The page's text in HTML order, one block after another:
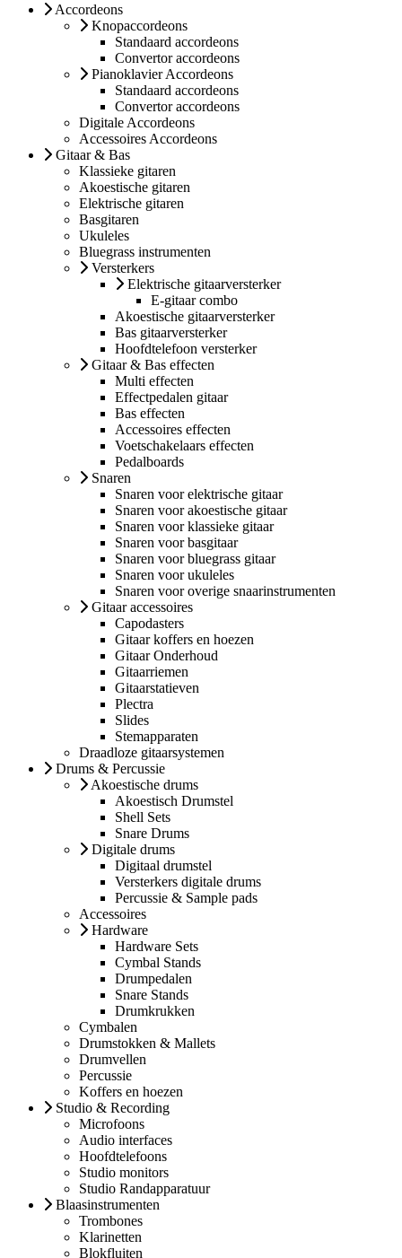
Accordeons
Knopaccordeons
Standaard accordeons
Convertor accordeons
Pianoklavier Accordeons
Standaard accordeons
Convertor accordeons
Digitale Accordeons
Accessoires Accordeons
Gitaar & Bas
Klassieke gitaren
Akoestische gitaren
Elektrische gitaren
Basgitaren
Ukuleles
Bluegrass instrumenten
Versterkers
Elektrische gitaarversterker
E-gitaar combo
Akoestische gitaarversterker
Bas gitaarversterker
Hoofdtelefoon versterker
Gitaar & Bas effecten
Multi effecten
Effectpedalen gitaar
Bas effecten
Accessoires effecten
Voetschakelaars effecten
Pedalboards
Snaren
Snaren voor elektrische gitaar
Snaren voor akoestische gitaar
Snaren voor klassieke gitaar
Snaren voor basgitaar
Snaren voor bluegrass gitaar
Snaren voor ukuleles
Snaren voor overige snaarinstrumenten
Gitaar accessoires
Capodasters
Gitaar koffers en hoezen
Gitaar Onderhoud
Gitaarriemen
Gitaarstatieven
Plectra
Slides
Stemapparaten
Draadloze gitaarsystemen
Drums & Percussie
Akoestische drums
Akoestisch Drumstel
Shell Sets
Snare Drums
Digitale drums
Digitaal drumstel
Versterkers digitale drums
Percussie & Sample pads
Accessoires
Hardware
Hardware Sets
Cymbal Stands
Drumpedalen
Snare Stands
Drumkrukken
Cymbalen
Drumstokken & Mallets
Drumvellen
Percussie
Koffers en hoezen
Studio & Recording
Microfoons
Audio interfaces
Hoofdtelefoons
Studio monitors
Studio Randapparatuur
Blaasinstrumenten
Trombones
Klarinetten
Blokfluiten